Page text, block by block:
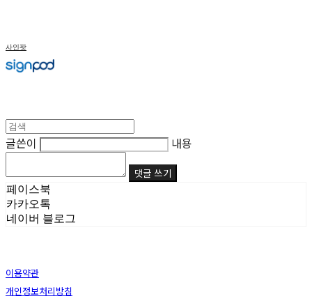
사인팟
글쓴이 내용
댓글 쓰기
페이스북
카카오톡
네이버 블로그
이용약관
개인정보처리방침